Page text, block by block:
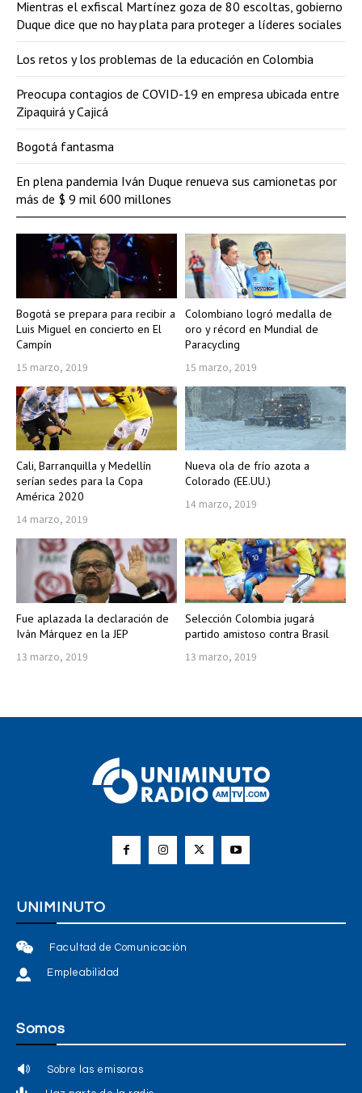
Bogotá se prepara para recibir a
Luis Miguel en concierto en El
Campín
15 marzo, 2019
Colombiano logró medalla de
oro y récord en Mundial de
Paracycling
15 marzo, 2019
Cali, Barranquilla y Medellín
serían sedes para la Copa
América 2020
14 marzo, 2019
Nueva ola de frío azota a
Colorado (EE.UU.)
14 marzo, 2019
Fue aplazada la declaración de
Iván Márquez en la JEP
13 marzo, 2019
Selección Colombia jugará
partido amistoso contra Brasil
13 marzo, 2019
Mientras el exfiscal Martínez goza de 80 escoltas, gobierno
Duque dice que no hay plata para proteger a líderes sociales
Los retos y los problemas de la educación en Colombia
Preocupa contagios de COVID-19 en empresa ubicada entre
Zipaquirá y Cajicá
Bogotá fantasma
En plena pandemia Iván Duque renueva sus camionetas por
más de $ 9 mil 600 millones
UNIMINUTO
Facultad de Comunicación
Empleabilidad
Somos
Sobre las emisoras